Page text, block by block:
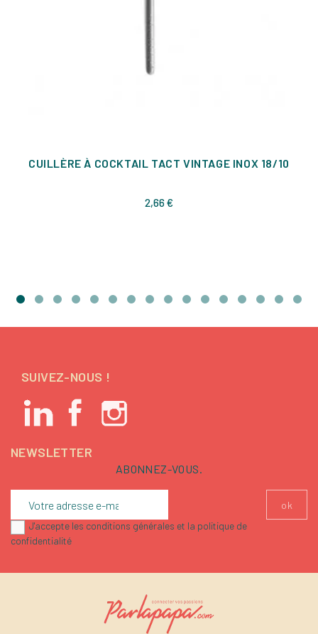
CUILLÈRE À COCKTAIL TACT VINTAGE INOX 18/10
2,66 €
SUIVEZ-NOUS !
NEWSLETTER
ABONNEZ-VOUS.
J'accepte les conditions générales et la politique de
confidentialité